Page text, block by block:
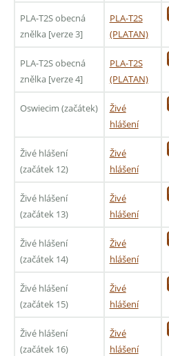
PLA-T2S obecná
znělka [verze 3]
PLA-T2S
(PLATAN)
PLA-T2S obecná
znělka [verze 4]
PLA-T2S
(PLATAN)
Oswiecim (začátek)
Živé
hlášení
Živé hlášení
(začátek 12)
Živé
hlášení
Živé hlášení
(začátek 13)
Živé
hlášení
Živé hlášení
(začátek 14)
Živé
hlášení
Živé hlášení
(začátek 15)
Živé
hlášení
Živé hlášení
(začátek 16)
Živé
hlášení